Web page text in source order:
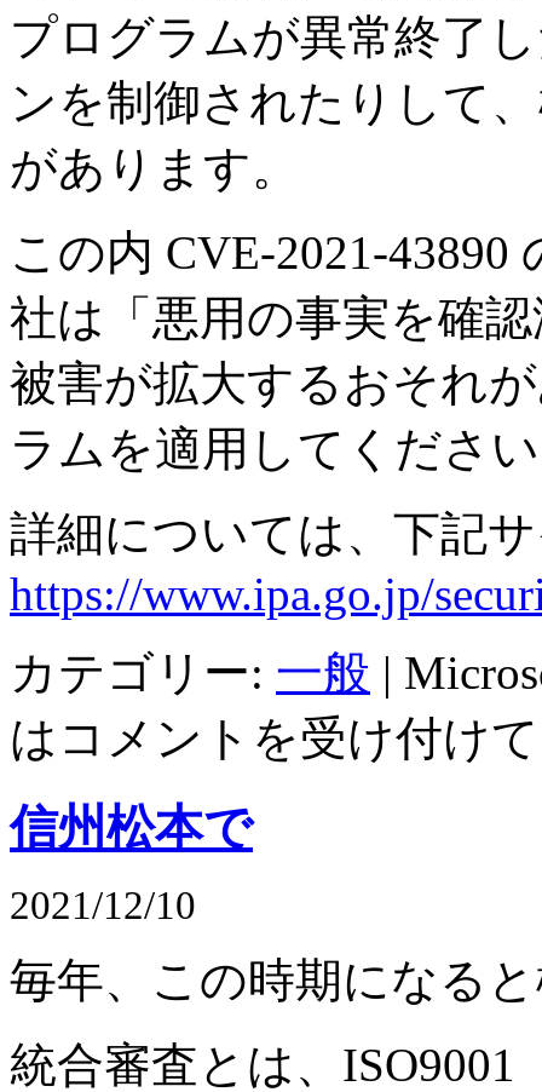
プログラムが異常終了
ンを制御されたりして
があります。
この内 CVE-2021-
社は「悪用の事実を確
被害が拡大するおそれ
ラムを適用してくださ
詳細については、下記
https://www.ipa.go.jp/
カテゴリー: 一般 |
は コメントを受け付け
信州松本で
2021/12/10
毎年、この時期になる
統合審査とは、ISO9001